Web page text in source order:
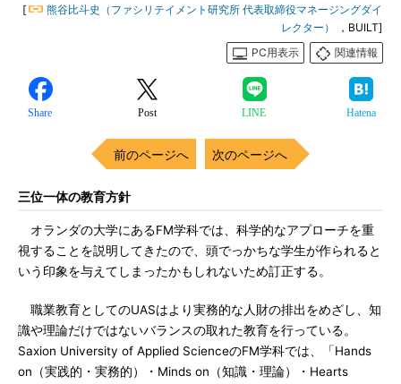
[
熊谷比斗史（ファシリテイメント研究所 代表取締役マネージングダイ
レクター）
，BUILT]
PC用表示
関連情報
Share Post LINE Hatena
前のページへ 次のページへ
三位一体の教育方針
オランダの大学にあるFM学科では、科学的なアプローチを重
視することを説明してきたので、頭でっかちな学生が作られると
いう印象を与えてしまったかもしれないため訂正する。
職業教育としてのUASはより実務的な人財の排出をめざし、知
識や理論だけではないバランスの取れた教育を行っている。
Saxion University of Applied ScienceのFM学科では、「Hands
on（実践的・実務的）・Minds on（知識・理論）・Hearts